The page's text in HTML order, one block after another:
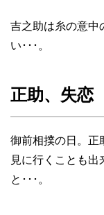
吉之助は糸の意中
い･･･。
正助、失恋
御前相撲の日。正
見に行くことも出
と･･･。